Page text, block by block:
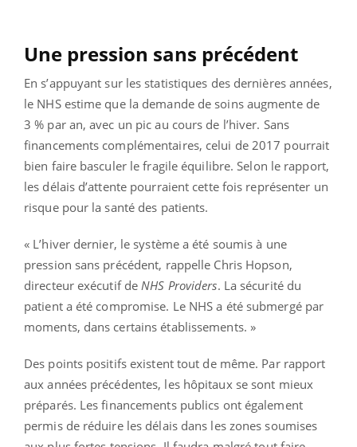
Une pression sans précédent
En s’appuyant sur les statistiques des dernières années,
le NHS estime que la demande de soins augmente de
3 % par an, avec un pic au cours de l’hiver. Sans
financements complémentaires, celui de 2017 pourrait
bien faire basculer le fragile équilibre. Selon le rapport,
les délais d’attente pourraient cette fois représenter un
risque pour la santé des patients.
« L’hiver dernier, le système a été soumis à une
pression sans précédent, rappelle Chris Hopson,
directeur exécutif deNHS Providers. La sécurité du
patient a été compromise. Le NHS a été submergé par
moments, dans certains établissements. »
Des points positifs existent tout de même. Par rapport
aux années précédentes, les hôpitaux se sont mieux
préparés. Les financements publics ont également
permis de réduire les délais dans les zones soumises